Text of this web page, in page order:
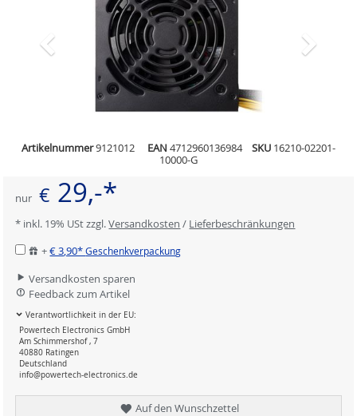
Artikelnummer9121012 EAN 4712960136984 SKU 16210-02201-
10000-G
nur € 29,-*
* inkl. 19% USt zzgl.Versandkosten / Lieferbeschränkungen
+€ 3,90*Geschenkverpackung
Versandkosten sparen
Feedback zum Artikel
Verantwortlichkeit in der EU:
Powertech Electronics GmbH
Am Schimmershof , 7
40880 Ratingen
Deutschland
info@powertech-electronics.de
Auf den Wunschzettel